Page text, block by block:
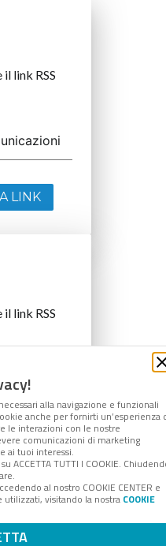
alla navigazione e funzionali
anche per fornirti un’esperienza
le interazioni con le nostre
comunicazioni di marketing
ai tuoi interessi.
ACCETTA TUTTI I COOKIE.
al nostro COOKIE CENTER e
visitando la nostra COOKIE
link RSS
LINK
link RSS
LINK